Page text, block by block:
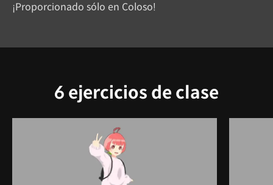
¡Proporcionado sólo en Coloso!
6 ejercicios de clase